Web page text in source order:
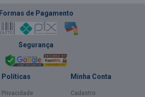
Formas de Pagamento
Segurança
Políticas
Privacidade
Minha Conta
Cadastro